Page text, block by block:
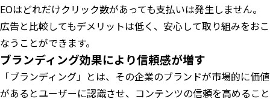
EOはどれだけクリック数があっても支払いは発生しません。
広告と比較してもデメリットは低く、安心して取り組みをおこ
なうことができます。
ブランディング効果により信頼感が増す
「ブランディング」とは、その企業のブランドが市場的に価値
があるとユーザーに認識させ、コンテンツの信頼を高めること